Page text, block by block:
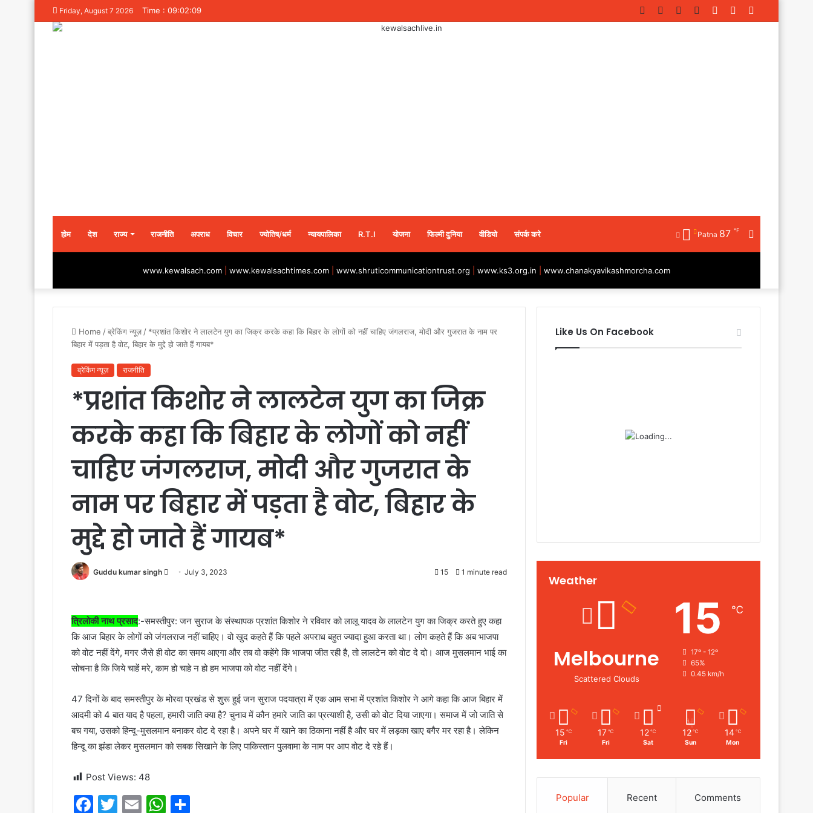
Friday, August 7 2026 Time : 09:02:09
Random
Log
Instagram
YouTube
Twitter
Facebook
होम देश राज्य राजनीति अपराध विचार ज्योतिष/धर्म न्यायपालिका R.T.I योजना फिल्मी दुनिया वीडियो संपर्क करे Patna 87 ℉
www.kewalsach.com www.kewalsachtimes.com www.shruticommunicationtrust.org www.ks3.org.in www.chanakyavikashmorcha.com
Home /ब्रेकिंग न्यूज़ / *प्रशांत किशोर ने लालटेन युग का जिक्र करके कहा कि बिहार के लोगों को नहीं चाहिए जंगलराज, मोदी और गुजरात के नाम पर
बिहार में पड़ता है वोट, बिहार के मुद्दे हो जाते हैं गायब*
ब्रेकिंग न्यूज़ राजनीति
*प्रशांत किशोर ने लालटेन युग का जिक्र
करके कहा कि बिहार के लोगों को नहीं
चाहिए जंगलराज, मोदी और गुजरात के
नाम पर बिहार में पड़ता है वोट, बिहार के
मुद्दे हो जाते हैं गायब*
Guddu kumar singh
SendJuly 3, 2023 15 1 minute read
त्रिलोकी नाथ प्रसाद:-समस्तीपुर: जन सुराज के संस्थापक प्रशांत किशोर ने रविवार को लालू यादव के लालटेन युग का जिक्र करते हुए कहा
कि आज बिहार के लोगों को जंगलराज नहीं चाहिए। वो खुद कहते हैं कि पहले अपराध बहुत ज्यादा हुआ करता था। लोग कहते हैं कि अब भाजपा
को वोट नहीं देंगे, मगर जैसे ही वोट का समय आएगा और तब वो कहेंगे कि भाजपा जीत रही है, तो लालटेन को वोट दे दो। आज मुसलमान भाई का
सोचना है कि जिये चाहें मरे, काम हो चाहे न हो हम भाजपा को वोट नहीं देंगे।
47 दिनों के बाद समस्तीपुर के मोरवा प्रखंड से शुरू हुई जन सुराज पदयात्रा में एक आम सभा में प्रशांत किशोर ने आगे कहा कि आज बिहार में
आदमी को 4 बात याद है पहला, हमारी जाति क्या है? चुनाव में कौन हमारे जाति का प्रत्याशी है, उसी को वोट दिया जाएगा। समाज में जो जाति से
बच गया, उसको हिन्दू-मुसलमान बनाकर वोट दे रहा है। अपने घर में खाने का ठिकाना नहीं है और घर में लड़का खाए बगैर मर रहा है। लेकिन
हिन्दू का झंडा लेकर मुसलमान को सबक सिखाने के लिए पाकिस्तान पुलवामा के नाम पर आप वोट दे रहे हैं।
Post Views: 48
F
T
E
W
Like Us On Facebook
Weather
Melbourne
Scattered Clouds
15 ℃
17º - 12º
65%
0.45 km/h
15 ℃
Fri
17 ℃
Fri
12 ℃
Sat
12 ℃
Sun
14 ℃
Mon
Popular Recent Comments